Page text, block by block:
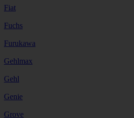
Fiat
Fuchs
Furukawa
Gehlmax
Gehl
Genie
Grove